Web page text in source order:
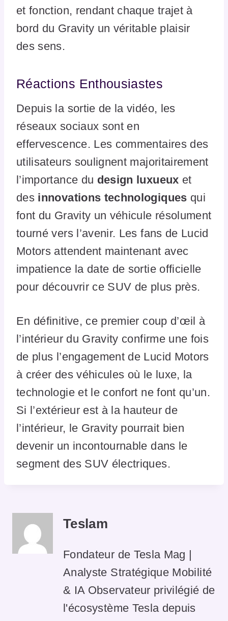
et fonction, rendant chaque trajet à
bord du Gravity un véritable plaisir
des sens.
Réactions Enthousiastes
Depuis la sortie de la vidéo, les
réseaux sociaux sont en
effervescence. Les commentaires des
utilisateurs soulignent majoritairement
l’importance du design luxueux et
des innovations technologiques qui
font du Gravity un véhicule résolument
tourné vers l’avenir. Les fans de Lucid
Motors attendent maintenant avec
impatience la date de sortie officielle
pour découvrir ce SUV de plus près.
En définitive, ce premier coup d’œil à
l’intérieur du Gravity confirme une fois
de plus l’engagement de Lucid Motors
à créer des véhicules où le luxe, la
technologie et le confort ne font qu’un.
Si l’extérieur est à la hauteur de
l’intérieur, le Gravity pourrait bien
devenir un incontournable dans le
segment des SUV électriques.
Teslam
Fondateur de Tesla Mag |
Analyste Stratégique Mobilité
& IA Observateur privilégié de
l'écosystème Tesla depuis